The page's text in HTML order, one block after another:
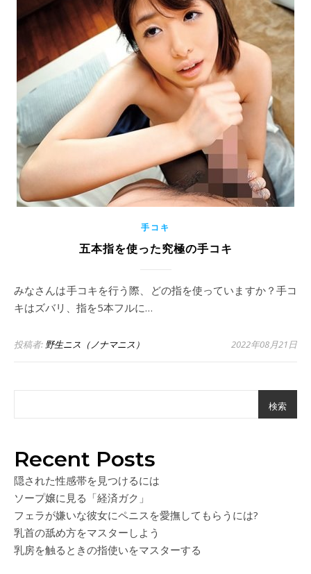
手コキ
五本指を使った究極の手コキ
みなさんは手コキを行う際、どの指を使っていますか？手コ
キはズバリ、指を5本フルに…
投稿者:野生ニス（ノナマニス） 2022年08月21日
検索
Recent Posts
隠された性感帯を見つけるには
ソープ嬢に見る「経済ガク」
フェラが嫌いな彼女にペニスを愛撫してもらうには?
乳首の舐め方をマスターしよう
乳房を触るときの指使いをマスターする